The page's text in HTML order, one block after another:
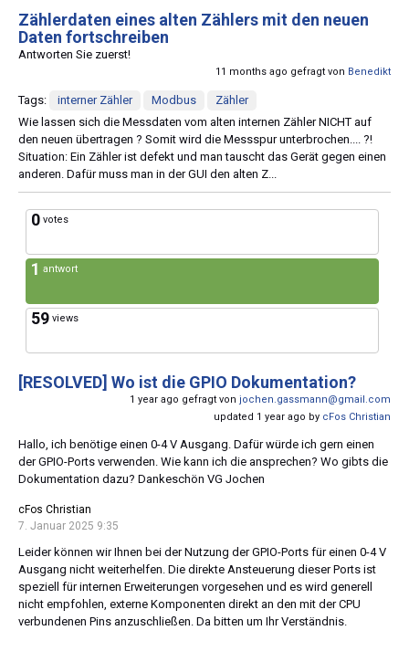
Zählerdaten eines alten Zählers mit den neuen
Daten fortschreiben
Antworten Sie zuerst!
11 months ago gefragt von Benedikt
Tags: interner Zähler Modbus
Zähler
Wie lassen sich die Messdaten vom alten internen Zähler NICHT auf
den neuen übertragen ? Somit wird die Messspur unterbrochen.... ?!
Situation: Ein Zähler ist defekt und man tauscht das Gerät gegen einen
anderen. Dafür muss man in der GUI den alten Z...
0 votes
1 antwort
59 views
[RESOLVED] Wo ist die GPIO Dokumentation?
1 year ago gefragt von jochen.gassmann@gmail.com
updated 1 year ago by cFos Christian
Hallo, ich benötige einen 0-4 V Ausgang. Dafür würde ich gern einen
der GPIO-Ports verwenden. Wie kann ich die ansprechen? Wo gibts die
Dokumentation dazu? Dankeschön VG Jochen
cFos Christian
7. Januar 2025 9:35
Leider können wir Ihnen bei der Nutzung der GPIO-Ports für einen 0-4 V
Ausgang nicht weiterhelfen. Die direkte Ansteuerung dieser Ports ist
speziell für internen Erweiterungen vorgesehen und es wird generell
nicht empfohlen, externe Komponenten direkt an den mit der CPU
verbundenen Pins anzuschließen. Da bitten um Ihr Verständnis.